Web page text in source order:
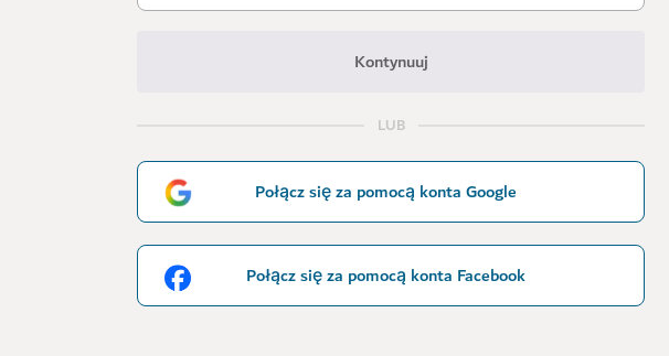
Kontynuuj
LUB
Połącz się za pomocą konta Google
Połącz się za pomocą konta Facebook